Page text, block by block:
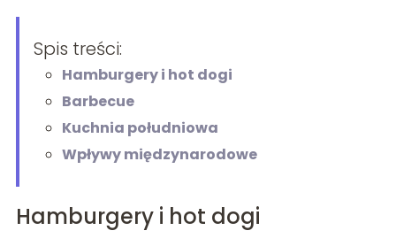
Spis treści:
Hamburgery i hot dogi
Barbecue
Kuchnia południowa
Wpływy międzynarodowe
Hamburgery i hot dogi